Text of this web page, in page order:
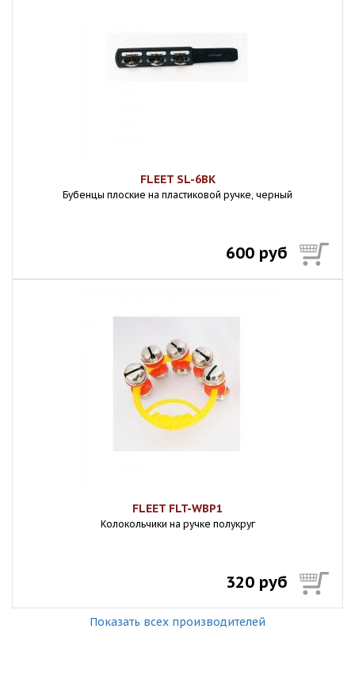
FLEET SL-6BK
Бубенцы плоские на пластиковой ручке, черный
600 руб
FLEET FLT-WBP1
Колокольчики на ручке полукруг
320 руб
Показать всех производителей